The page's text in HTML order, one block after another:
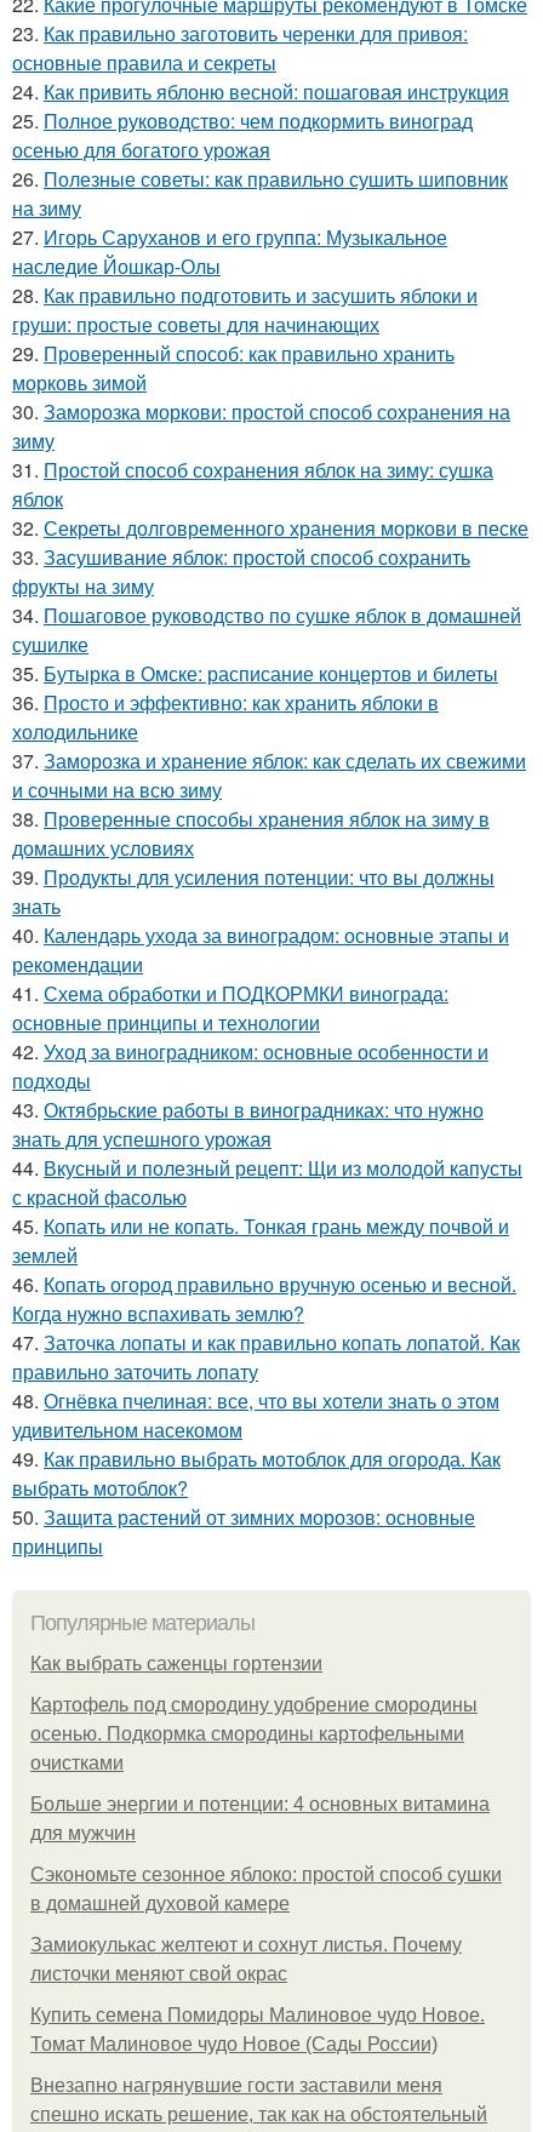
23. Как правильно заготовить черенки для привоя:
основные правила и секреты
24. Как привить яблоню весной: пошаговая инструкция
25. Полное руководство: чем подкормить виноград
осенью для богатого урожая
26. Полезные советы: как правильно сушить шиповник
на зиму
27. Игорь Саруханов и его группа: Музыкальное
наследие Йошкар-Олы
28. Как правильно подготовить и засушить яблоки и
груши: простые советы для начинающих
29. Проверенный способ: как правильно хранить
морковь зимой
30. Заморозка моркови: простой способ сохранения на
зиму
31. Простой способ сохранения яблок на зиму: сушка
яблок
32. Секреты долговременного хранения моркови в песке
33. Засушивание яблок: простой способ сохранить
фрукты на зиму
34. Пошаговое руководство по сушке яблок в домашней
сушилке
35. Бутырка в Омске: расписание концертов и билеты
36. Просто и эффективно: как хранить яблоки в
холодильнике
37. Заморозка и хранение яблок: как сделать их свежими
и сочными на всю зиму
38. Проверенные способы хранения яблок на зиму в
домашних условиях
39. Продукты для усиления потенции: что вы должны
знать
40. Календарь ухода за виноградом: основные этапы и
рекомендации
41. Схема обработки и ПОДКОРМКИ винограда:
основные принципы и технологии
42. Уход за виноградником: основные особенности и
подходы
43. Октябрьские работы в виноградниках: что нужно
знать для успешного урожая
44. Вкусный и полезный рецепт: Щи из молодой капусты
с красной фасолью
45. Копать или не копать. Тонкая грань между почвой и
землей
46. Копать огород правильно вручную осенью и весной.
Когда нужно вспахивать землю?
47. Заточка лопаты и как правильно копать лопатой. Как
правильно заточить лопату
48. Огнёвка пчелиная: все, что вы хотели знать о этом
удивительном насекомом
49. Как правильно выбрать мотоблок для огорода. Как
выбрать мотоблок?
50. Защита растений от зимних морозов: основные
принципы
Популярные материалы
Как выбрать саженцы гортензии
Картофель под смородину удобрение смородины
осенью. Подкормка смородины картофельными
очистками
Больше энергии и потенции: 4 основных витамина
для мужчин
Сэкономьте сезонное яблоко: простой способ сушки
в домашней духовой камере
Замиокулькас желтеют и сохнут листья. Почему
листочки меняют свой окрас
Купить семена Помидоры Малиновое чудо Новое.
Томат Малиновое чудо Новое (Сады России)
Внезапно нагрянувшие гости заставили меня
спешно искать решение, так как на обстоятельный